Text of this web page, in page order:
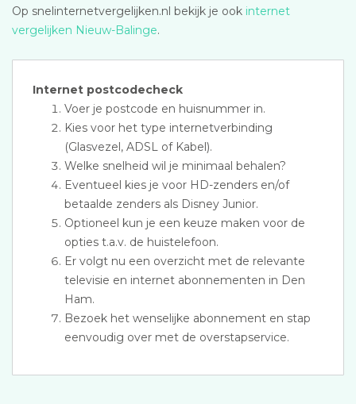
Op snelinternetvergelijken.nl bekijk je ook internet
vergelijken Nieuw-Balinge.
Internet postcodecheck
Voer je postcode en huisnummer in.
Kies voor het type internetverbinding
(Glasvezel, ADSL of Kabel).
Welke snelheid wil je minimaal behalen?
Eventueel kies je voor HD-zenders en/of
betaalde zenders als Disney Junior.
Optioneel kun je een keuze maken voor de
opties t.a.v. de huistelefoon.
Er volgt nu een overzicht met de relevante
televisie en internet abonnementen in Den
Ham.
Bezoek het wenselijke abonnement en stap
eenvoudig over met de overstapservice.